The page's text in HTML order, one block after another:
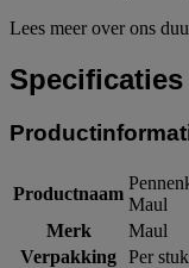
Lees meer over ons
Specificaties
Productnaam
Maul
Merk
Maul
Verpakking Per stuk